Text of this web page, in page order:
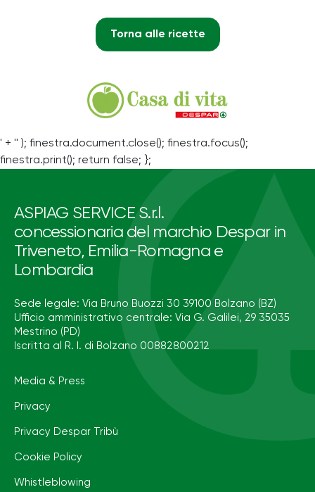
Torna alle ricette
' + '' ); finestra.document.close(); finestra.focus();
finestra.print(); return false; };
ASPIAG SERVICE S.r.l.
concessionaria del marchio Despar in
Triveneto, Emilia-Romagna e
Lombardia
Sede legale: Via Bruno Buozzi 30 39100 Bolzano (BZ)
Ufficio amministrativo centrale: Via G. Galilei, 29 35035
Mestrino (PD)
Iscritta al R. I. di Bolzano 00882800212
Media & Press
Privacy
Privacy Despar Tribù
Cookie Policy
Whistleblowing